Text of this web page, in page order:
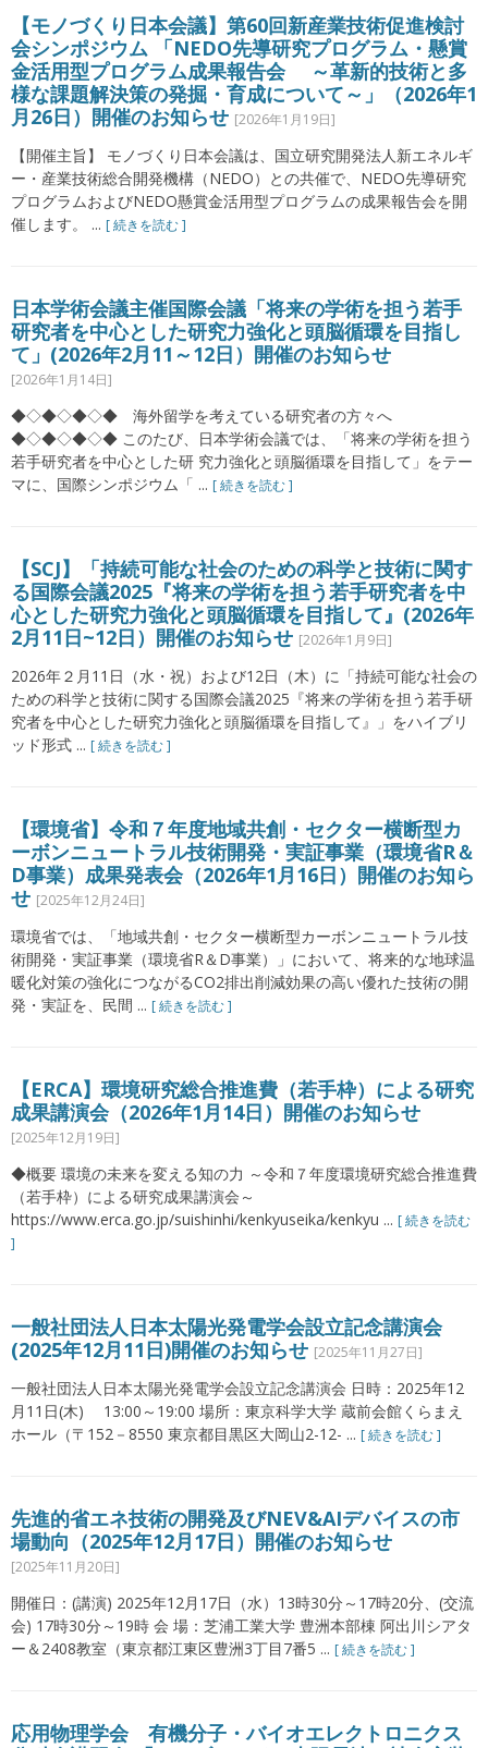
【モノづくり日本会議】第60回新産業技術促進検討
会シンポジウム 「NEDO先導研究プログラム・懸賞
金活用型プログラム成果報告会 ～革新的技術と多
様な課題解決策の発掘・育成について～」（2026年1
月26日）開催のお知らせ [2026年1月19日]
【開催主旨】 モノづくり日本会議は、国立研究開発法人新エネルギ
ー・産業技術総合開発機構（NEDO）との共催で、NEDO先導研究
プログラムおよびNEDO懸賞金活用型プログラムの成果報告会を開
催します。 ... [ 続きを読む ]
日本学術会議主催国際会議「将来の学術を担う若手
研究者を中心とした研究力強化と頭脳循環を目指し
て」(2026年2月11～12日）開催のお知らせ
[2026年1月14日]
◆◇◆◇◆◇◆ 海外留学を考えている研究者の方々へ
◆◇◆◇◆◇◆ このたび、日本学術会議では、「将来の学術を担う
若手研究者を中心とした研 究力強化と頭脳循環を目指して」をテー
マに、国際シンポジウム「 ... [ 続きを読む ]
【SCJ】「持続可能な社会のための科学と技術に関す
る国際会議2025『将来の学術を担う若手研究者を中
心とした研究力強化と頭脳循環を目指して』(2026年
2月11日~12日）開催のお知らせ [2026年1月9日]
2026年２月11日（水・祝）および12日（木）に「持続可能な社会の
ための科学と技術に関する国際会議2025『将来の学術を担う若手研
究者を中心とした研究力強化と頭脳循環を目指して』」をハイブリ
ッド形式 ... [ 続きを読む ]
【環境省】令和７年度地域共創・セクター横断型カ
ーボンニュートラル技術開発・実証事業（環境省R＆
D事業）成果発表会（2026年1月16日）開催のお知ら
せ [2025年12月24日]
環境省では、「地域共創・セクター横断型カーボンニュートラル技
術開発・実証事業（環境省R＆D事業）」において、将来的な地球温
暖化対策の強化につながるCO2排出削減効果の高い優れた技術の開
発・実証を、民間 ... [ 続きを読む ]
【ERCA】環境研究総合推進費（若手枠）による研究
成果講演会（2026年1月14日）開催のお知らせ
[2025年12月19日]
◆概要 環境の未来を変える知の力 ～令和７年度環境研究総合推進費
（若手枠）による研究成果講演会～
https://www.erca.go.jp/suishinhi/kenkyuseika/kenkyu ... [ 続きを読む
]
一般社団法人日本太陽光発電学会設立記念講演会
(2025年12月11日)開催のお知らせ [2025年11月27日]
一般社団法人日本太陽光発電学会設立記念講演会 日時：2025年12
月11日(木) 13:00～19:00 場所：東京科学大学 蔵前会館くらまえ
ホール（〒152－8550 東京都目黒区大岡山2-12- ... [ 続きを読む ]
先進的省エネ技術の開発及びNEV&AIデバイスの市
場動向（2025年12月17日）開催のお知らせ
[2025年11月20日]
開催日：(講演) 2025年12月17日（水）13時30分～17時20分、(交流
会) 17時30分～19時 会 場：芝浦工業大学 豊洲本部棟 阿出川シアタ
ー＆2408教室（東京都江東区豊洲3丁目7番5 ... [ 続きを読む ]
応用物理学会 有機分子・バイオエレクトロニクス